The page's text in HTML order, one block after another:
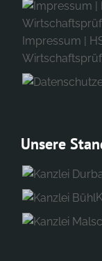
Impressum |
Unsere